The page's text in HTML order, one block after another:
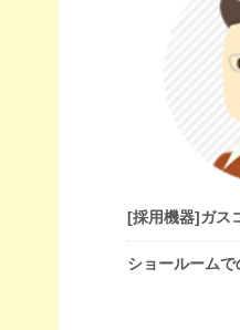
[採用機器]ガス
ショールーム